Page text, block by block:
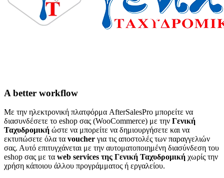
A better workflow
Με την ηλεκτρονική πλατφόρμα AfterSalesPro μπορείτε να
διασυνδέσετε το eshop σας (WooCommerce) με την Γενική
Ταχυδρομική ώστε να μπορείτε να δημιουργήσετε και να
εκτυπώσετε όλα τα voucher για τις αποστολές των παραγγελιών
σας. Αυτό επιτυγχάνεται με την αυτοματοποιημένη διασύνδεση του
eshop σας με τα web services της Γενική Ταχυδρομική χωρίς την
χρήση κάποιου άλλου προγράμματος ή εργαλείου.